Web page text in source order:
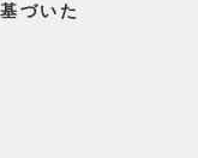
づいた